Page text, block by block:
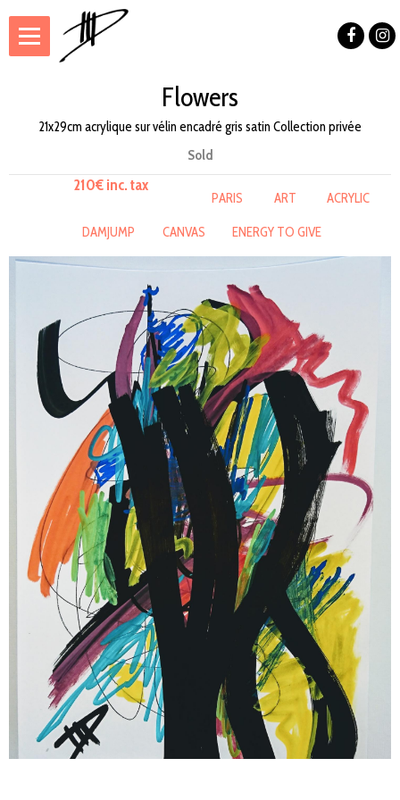
Flowers
21x29cm acrylique sur vélin encadré gris satin Collection privée
Sold
210€ inc. tax
PARIS ART ACRYLIC
DAMJUMP CANVAS ENERGY TO GIVE